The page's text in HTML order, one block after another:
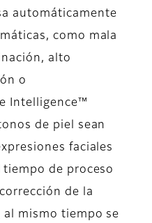
automáticamente
como mala
alto
o
Intelligence™
de piel sean
faciales
tiempo de proceso
de la
al mismo tiempo se